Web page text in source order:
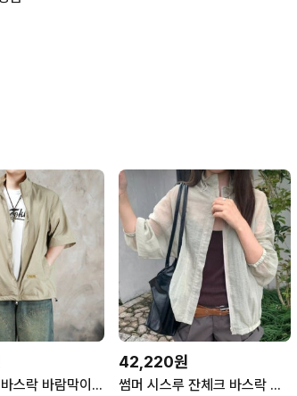
하스타 반팔 바스락 바람막이 점퍼
42,220원
썸머 시스루 잔체크 바스락 바람막이 밴딩블루종 스트링스토퍼 하이넥 집업 점퍼